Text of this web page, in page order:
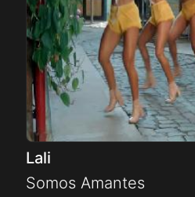
Lali
Somos Amantes